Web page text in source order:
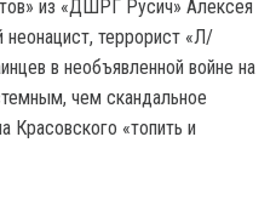
из «ДШРГ Русич» Алексея
террорист «Л/
в необъявленной войне на
чем скандальное
Красовского «топить и